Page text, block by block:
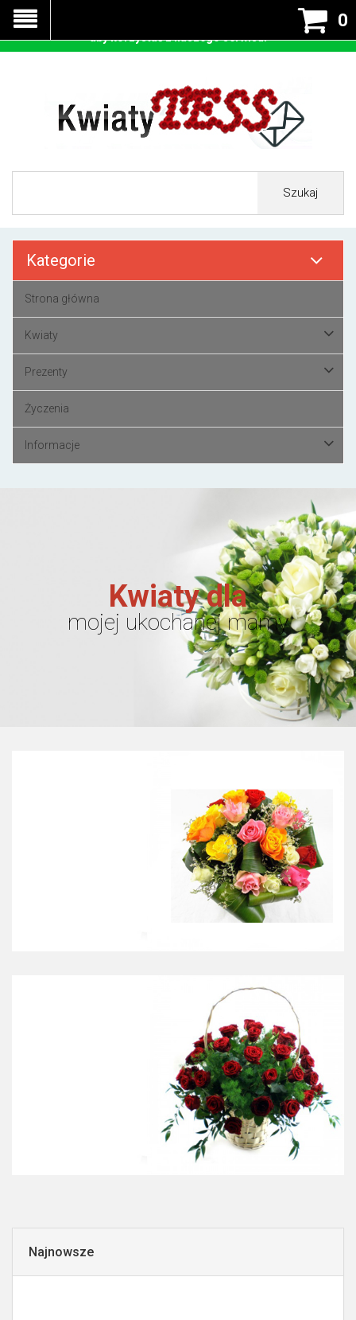
0
Szukaj
Kategorie
Strona główna
Kwiaty
Prezenty
Życzenia
Informacje
Kwiaty dla
mojej ukochanej mamy
Najnowsze
Nasza strona korzysta z cookies - czyli tzw ciastek w celu
prawidłowego działania. Zaakceptuj przyjmowanie cookies
aby korzystać z naszego serwisu.